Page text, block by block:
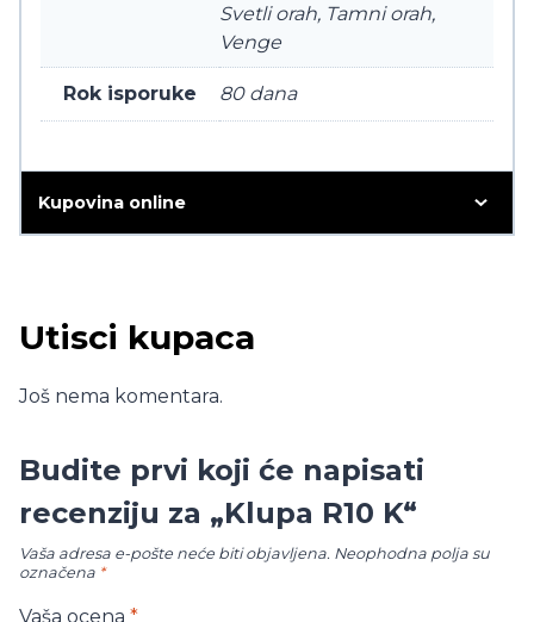
Svetli orah, Tamni orah,
Venge
Rok isporuke 80 dana
Kupovina online
Utisci kupaca
Još nema komentara.
Budite prvi koji će napisati
recenziju za „Klupa R10 K“
Vaša adresa e-pošte neće biti objavljena. Neophodna polja su
označena *
Vaša ocena *